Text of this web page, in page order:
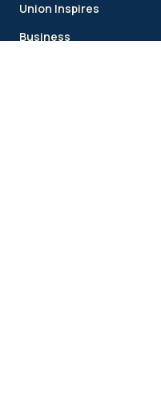
Union Inspires
Business